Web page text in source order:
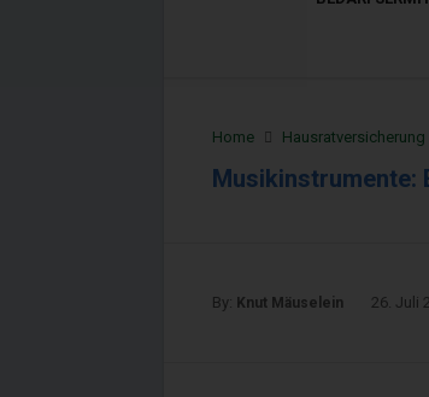
Home Hausratversicherung
Musikinstrumente:
By: Knut Mäuselein 26. Juli